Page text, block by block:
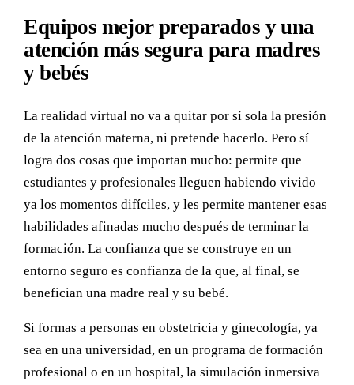
Equipos mejor preparados y una
atención más segura para madres
y bebés
La realidad virtual no va a quitar por sí sola la presión
de la atención materna, ni pretende hacerlo. Pero sí
logra dos cosas que importan mucho: permite que
estudiantes y profesionales lleguen habiendo vivido
ya los momentos difíciles, y les permite mantener esas
habilidades afinadas mucho después de terminar la
formación. La confianza que se construye en un
entorno seguro es confianza de la que, al final, se
benefician una madre real y su bebé.
Si formas a personas en obstetricia y ginecología, ya
sea en una universidad, en un programa de formación
profesional o en un hospital, la simulación inmersiva